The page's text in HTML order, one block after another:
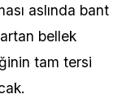
aslında bant
bellek
tam tersi